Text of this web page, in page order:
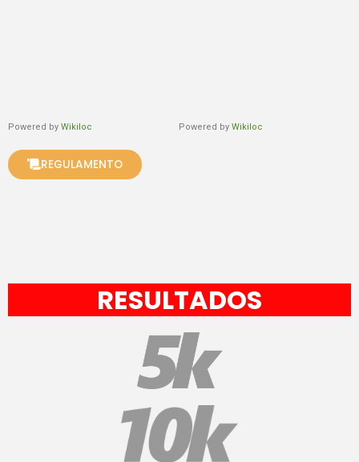
Powered by Wikiloc Powered by Wikiloc
REGULAMENTO
RESULTADOS